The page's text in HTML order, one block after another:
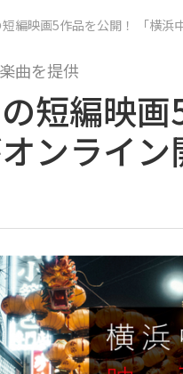
編映画5作品を公開！ 「横浜
曲を提供
短編映
ンライン